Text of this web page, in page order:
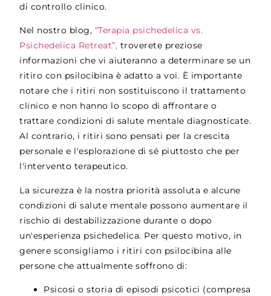
di controllo clinico.
Nel nostro blog, “Terapia psichedelica vs.
Psichedelica Retreat”, troverete preziose
informazioni che vi aiuteranno a determinare se un
ritiro con psilocibina è adatto a voi. È importante
notare che i ritiri non sostituiscono il trattamento
clinico e non hanno lo scopo di affrontare o
trattare condizioni di salute mentale diagnosticate.
Al contrario, i ritiri sono pensati per la crescita
personale e l'esplorazione di sé piuttosto che per
l'intervento terapeutico.
La sicurezza è la nostra priorità assoluta e alcune
condizioni di salute mentale possono aumentare il
rischio di destabilizzazione durante o dopo
un'esperienza psichedelica. Per questo motivo, in
genere sconsigliamo i ritiri con psilocibina alle
persone che attualmente soffrono di:
Psicosi o storia di episodi psicotici (compresa